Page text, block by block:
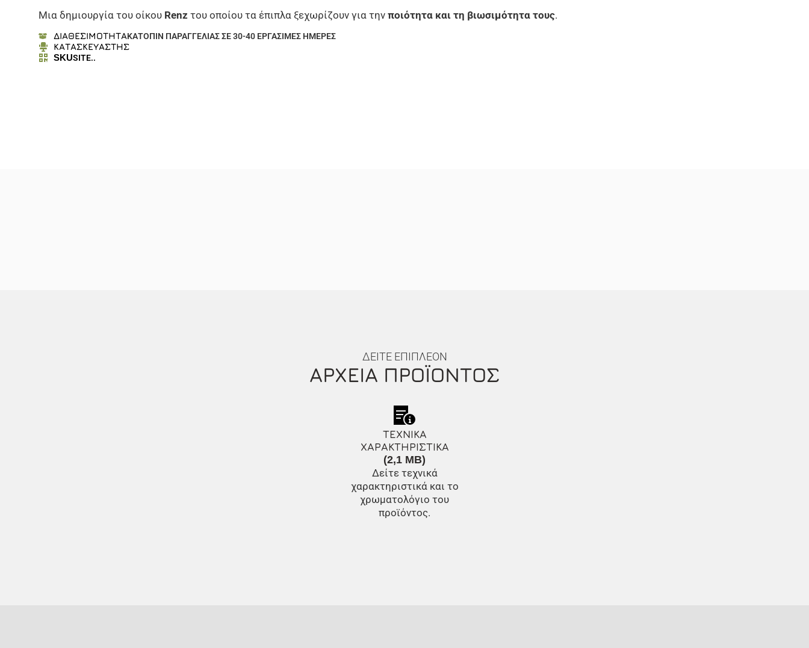
Μια δημιουργία του οίκου Renz του οποίου τα έπιπλα ξεχωρίζουν για την ποιότητα και τη βιωσιμότητα τους.
ΔΙΑΘΕΣΙΜΟΤΗΤΑΚΑΤΟΠΙΝ ΠΑΡΑΓΓΕΛΙΑΣ ΣΕ 30-40 ΕΡΓΑΣΙΜΕΣ ΗΜΕΡΕΣ
ΚΑΤΑΣΚΕΥΑΣΤΗΣ
SKUSITE..
ΔΕΙΤΕ ΕΠΙΠΛΕΟΝ
ΑΡΧΕΙΑ ΠΡΟΪΟΝΤΟΣ
ΤΕΧΝΙΚΑ
ΧΑΡΑΚΤΗΡΙΣΤΙΚΑ
(2,1 MB)
Δείτε τεχνικά
χαρακτηριστικά και το
χρωματολόγιο του
προϊόντος.